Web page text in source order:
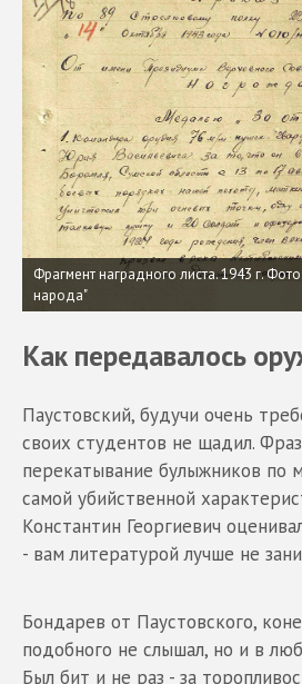
Фрагмент наградного листа. 1943 г.
народа"
Как передавалось
Паустовский, будучи очень
своих студентов не щадил.
перекатывание булыжников по
самой убийственной
Константин Георгиевич
- вам литературой лучше не
Бондарев от Паустовского,
подобного не слышал, но и в
Был бит и не раз - за